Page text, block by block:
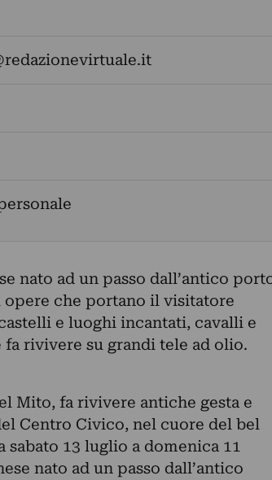
nato ad un passo dall’antico
che portano il visitatore
e luoghi incantati, cavalli e
rivivere su grandi tele ad olio.
Mito, fa rivivere antiche gesta e
Centro Civico, nel cuore del bel
sabato 13 luglio a domenica 11
nato ad un passo dall’antico